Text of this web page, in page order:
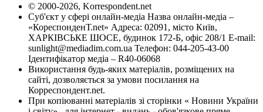
© 2000-2026, Korrespondent.net
Суб'єкт у сфері онлайн-медіа Назва онлайн-медіа –
«КореспонденТ.net» Адреса: 02091, місто Київ,
ХАРКІВСЬКЕ ШОСЕ, будинок 172-Б, офіс 208/1 E-mail:
sunlight@mediadim.com.ua Телефон: 044-205-43-00
Ідентифікатор медіа – R40-06068
Використання будь-яких матеріалів, розміщених на
сайті, дозволяється за умови посилання на
Корреспондент.net.
При копіюванні матеріалів зі сторінки « Новини України